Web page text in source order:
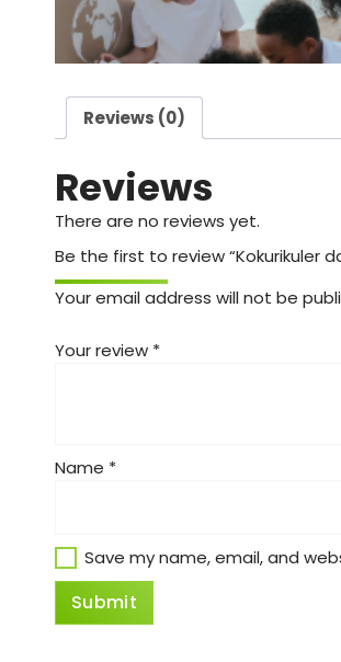
Reviews (0)
Reviews
There are no reviews yet.
Be the first to review “Kokurikuler
Your email address will not be
Your review *
Name *
Save my name, email, and